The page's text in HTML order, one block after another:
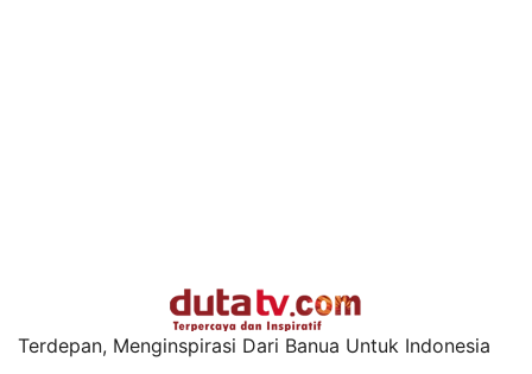
Terdepan, Menginspirasi Dari Banua Untuk Indonesia